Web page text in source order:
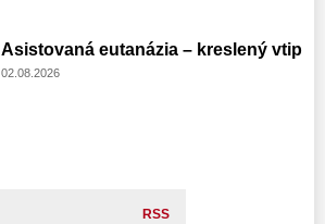
Asistovaná eutanázia – kreslený vtip
02.08.2026
RSS